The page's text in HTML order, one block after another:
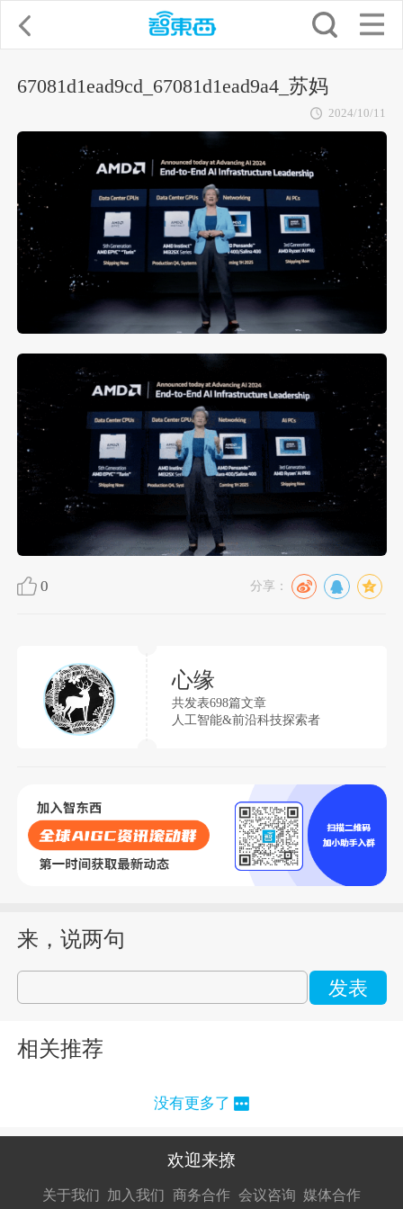
67081d1ead9cd_67081d1ead9a4_苏妈
2024/10/11
0 分享：
心缘
共发表698篇文章
人工智能&前沿科技探索者
来，说两句
发表
相关推荐
没有更多了
欢迎来撩
关于我们 加入我们
接扔简历
商务合作
接开聊
会议咨询 媒体合作
接开聊